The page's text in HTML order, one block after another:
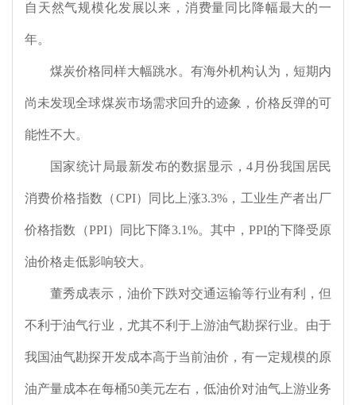
自天然气规模化发展以来，消费量同比降幅最大的一
年。
煤炭价格同样大幅跳水。有海外机构认为，短期内
尚未发现全球煤炭市场需求回升的迹象，价格反弹的可
能性不大。
国家统计局最新发布的数据显示，4 月份我国居民
消费价格指数（CPI）同比上涨3.3%，工业生产者出厂
价格指数（PPI）同比下降3.1%。其中，PPI的下降受原
油价格走低影响较大。
董秀成表示，油价下跌对交通运输等行业有利，但
不利于油气行业，尤其不利于上游油气勘探行业。由于
我国油气勘探开发成本高于当前油价，有一定规模的原
油产量成本在每桶50美元左右，低油价对油气上游业务